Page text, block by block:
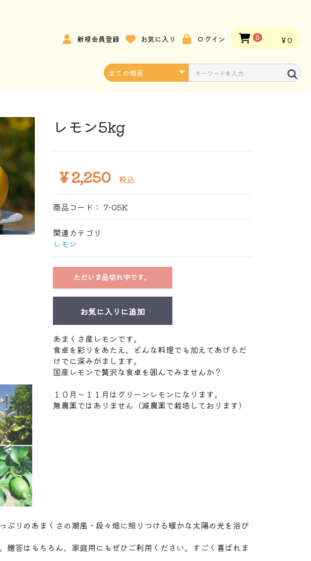
新規会員登録 お気に入り ログイン 0 ￥0
レモン5kg
￥2,250 税込
商品コード： 7-05K
関連カテゴリ
レモン
ただいま品切れ中です。
お気に入りに追加
あまくさ産レモンです。
食卓を彩りをあたえ、どんな料理でも加えてあげるだ
けでに深みがまします。
国産レモンで贅沢な食卓を囲んでみませんか？
１０月～１１月はグリーンレモンになります。
無農薬ではありません（減農薬で栽培しております）
ぷりのあまくさの潮風・段々畑に照りつける暖かな太陽の光を浴び
贈答はもちろん、家庭用にもぜひご利用ください。すごく喜ばれま